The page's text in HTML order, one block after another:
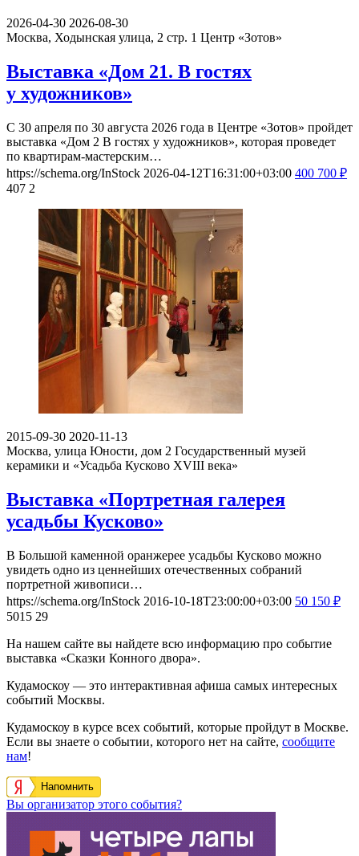
2026-04-30 2026-08-30
Москва, Ходынская улица, 2 стр. 1 Центр «Зотов»
Выставка «Дом 21. В гостях
у художников»
С 30 апреля по 30 августа 2026 года в Центре «Зотов» пройдет
выставка «Дом 2 В гостях у художников», которая проведет
по квартирам-мастерским…
https://schema.org/InStock 2026-04-12T16:31:00+03:00 400 700 ₽
407 2
2015-09-30 2020-11-13
Москва, улица Юности, дом 2 Государственный музей
керамики и «Усадьба Кусково XVIII века»
Выставка «Портретная галерея
усадьбы Кусково»
В Большой каменной оранжерее усадьбы Кусково можно
увидеть одно из ценнейших отечественных собраний
портретной живописи…
https://schema.org/InStock 2016-10-18T23:00:00+03:00 50 150 ₽
5015 29
На нашем сайте вы найдете всю информацию про событие
выставка «Сказки Конного двора».
Кудамоскоу — это интерактивная афиша самых интересных
событий Москвы.
Кудамоскоу в курсе всех событий, которые пройдут в Москве.
Если вы знаете о событии, которого нет на сайте, сообщите
нам!
Напомнить
Вы организатор этого события?